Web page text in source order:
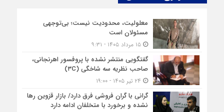
معلولیت، محدودیت نیست؛ بی‌توجهی
مسئولان است
۱۵ مرداد ۱۴۰۵ - ۹:۳۱
گفتگویی منتشر نشده با پروفسور اهرنجانی،
صاحب نظریه سه‌ شاخگی (۳C)
گرانی با گران‌ فروشی فرق دارد/ بازار قزوین رها
نشده و برخورد با متخلفان ادامه دارد